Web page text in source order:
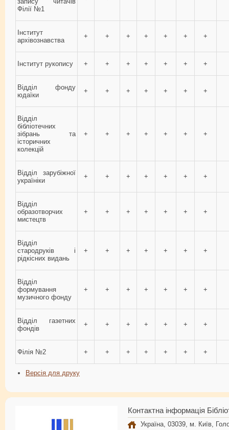
Філії №1
Інститут
архівознавства
+ + + + + + +
Інститут рукопису + + + + + + +
Відділ фонду
юдаїки
+ + + + + + +
Відділ
бібліотечних
зібрань та
історичних
колекцій
+ + + + + + +
Відділ зарубіжної
україніки
+ + + + + + +
Відділ
образотворчих
мистецтв
+ + + + + + +
Відділ
стародруків і
рідкісних видань
+ + + + + + +
Відділ
формування
музичного фонду
+ + + + + + +
Відділ газетних
фондів
+ + + + + + +
Філія №2 + + + + + + +
Версія для друку
Контактна інформація
Україна, 03039, м. Київ,